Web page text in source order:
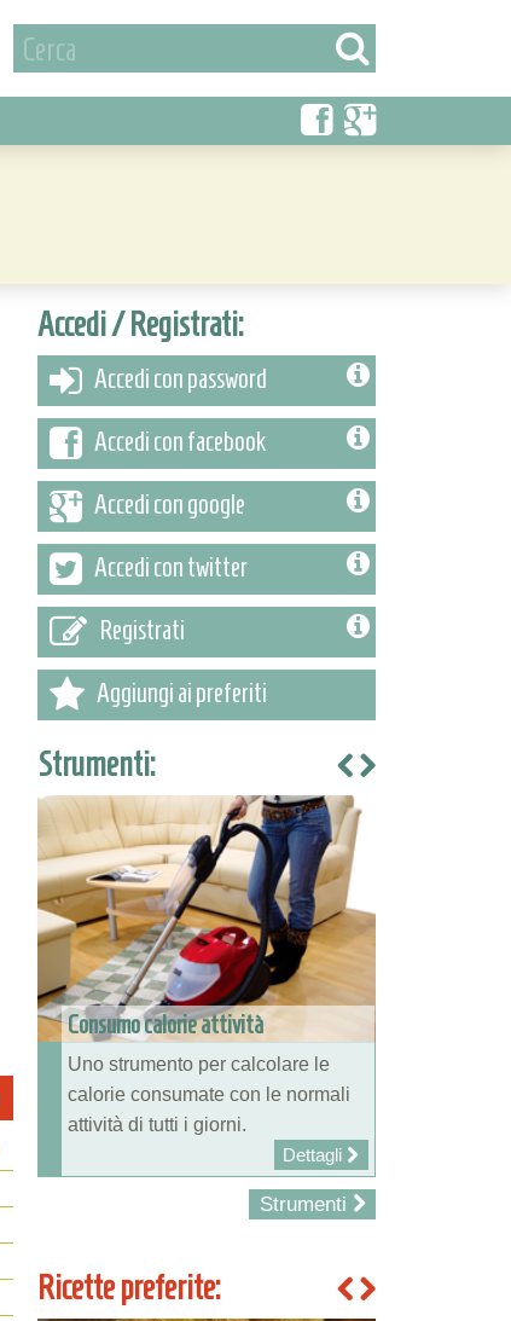
Accedi / Registrati:
Accedi con password
Accedi con facebook
Accedi con google
Accedi con twitter
Registrati
Aggiungi ai preferiti
Strumenti:
Consumo calorie attività
Uno strumento per calcolare le
calorie consumate con le normali
attività di tutti i giorni.
Dettagli
Strumenti
Ricette preferite: